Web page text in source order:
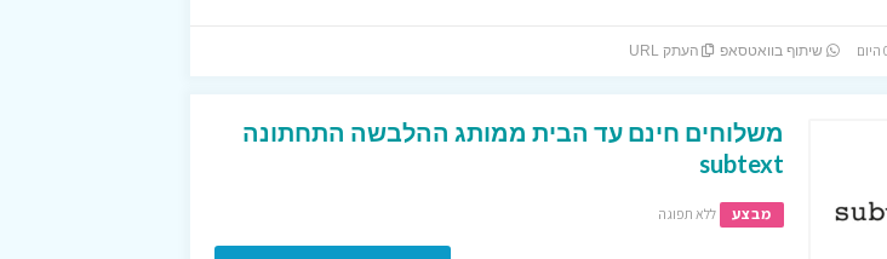
שיתוף בוואטסאפ העתק URL
משלוחים חינם עד הבית ממותג ההלבשה התחתונה
subtext
מבצע ללא תפוגה